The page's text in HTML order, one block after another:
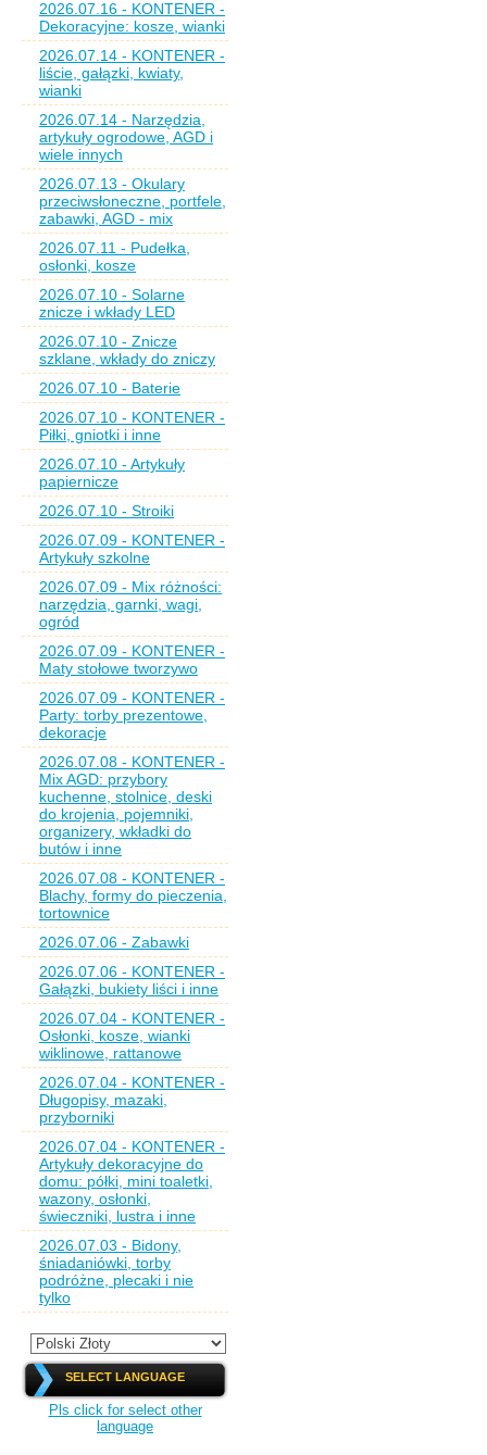
2026.07.16 - KONTENER -
Dekoracyjne: kosze, wianki
2026.07.14 - KONTENER -
liście, gałązki, kwiaty,
wianki
2026.07.14 - Narzędzia,
artykuły ogrodowe, AGD i
wiele innych
2026.07.13 - Okulary
przeciwsłoneczne, portfele,
zabawki, AGD - mix
2026.07.11 - Pudełka,
osłonki, kosze
2026.07.10 - Solarne
znicze i wkłady LED
2026.07.10 - Znicze
szklane, wkłady do zniczy
2026.07.10 - Baterie
2026.07.10 - KONTENER -
Piłki, gniotki i inne
2026.07.10 - Artykuły
papiernicze
2026.07.10 - Stroiki
2026.07.09 - KONTENER -
Artykuły szkolne
2026.07.09 - Mix różności:
narzędzia, garnki, wagi,
ogród
2026.07.09 - KONTENER -
Maty stołowe tworzywo
2026.07.09 - KONTENER -
Party: torby prezentowe,
dekoracje
2026.07.08 - KONTENER -
Mix AGD: przybory
kuchenne, stolnice, deski
do krojenia, pojemniki,
organizery, wkładki do
butów i inne
2026.07.08 - KONTENER -
Blachy, formy do pieczenia,
tortownice
2026.07.06 - Zabawki
2026.07.06 - KONTENER -
Gałązki, bukiety liści i inne
2026.07.04 - KONTENER -
Osłonki, kosze, wianki
wiklinowe, rattanowe
2026.07.04 - KONTENER -
Długopisy, mazaki,
przyborniki
2026.07.04 - KONTENER -
Artykuły dekoracyjne do
domu: półki, mini toaletki,
wazony, osłonki,
świeczniki, lustra i inne
2026.07.03 - Bidony,
śniadaniówki, torby
podróżne, plecaki i nie
tylko
SELECT LANGUAGE
Pls click for select other
language